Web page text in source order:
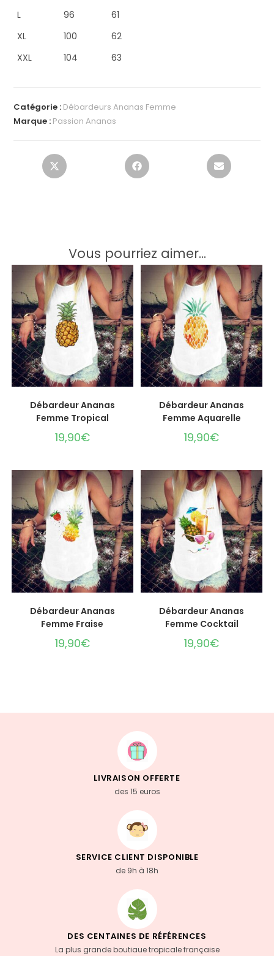
L 96
61
XL
100
62
XXL
104 63
Catégorie : Débardeurs Ananas Femme
Marque : Passion Ananas
Vous pourriez aimer...
CHOIX DES OPTIONS
Débardeur Ananas
Femme Tropical
19,90€
CHOIX DES OPTIONS
Débardeur Ananas
Femme Aquarelle
19,90€
CHOIX DES OPTIONS
Débardeur Ananas
Femme Fraise
19,90€
CHOIX DES OPTIONS
Débardeur Ananas
Femme Cocktail
19,90€
LIVRAISON OFFERTE
des 15 euros
SERVICE CLIENT DISPONIBLE
de 9h à 18h
DES CENTAINES DE RÉFÉRENCES
La plus grande boutiaue tropicale française